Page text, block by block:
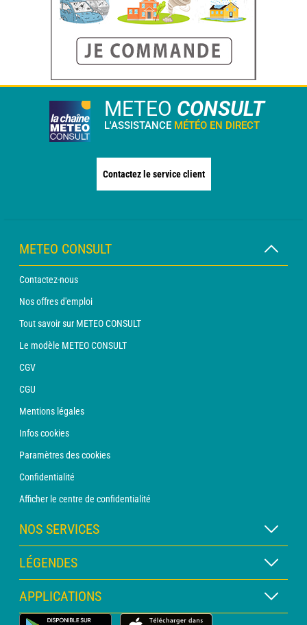
METEO CONSULT
L'ASSISTANCE MÉTÉO EN DIRECT
Contactez le service client
METEO CONSULT
Contactez-nous
Nos offres d'emploi
Tout savoir sur METEO CONSULT
Le modèle METEO CONSULT
CGV
CGU
Mentions légales
Infos cookies
Paramètres des cookies
Confidentialité
Afficher le centre de confidentialité
NOS SERVICES
Abonnement METEO Xpert
Abonnement METEO PRO
Consultation avec un prévisionniste
LÉGENDES
Légende des cartes
Légende des pictogrammes
APPLICATIONS